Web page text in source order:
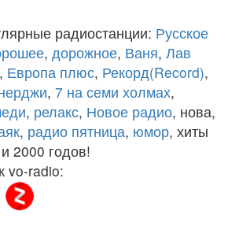
радиостанции: Русское
, дорожное, Ваня, Лав
, Европа плюс, Рекорд(Record),
, 7 на семи холмах,
, релакс, Новое радио, нова,
, радио пятница, юмор, хиты
2000 годов!
vo-radio: